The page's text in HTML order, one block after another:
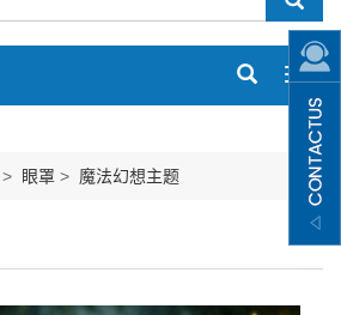
> 眼罩 > 魔法幻想主题